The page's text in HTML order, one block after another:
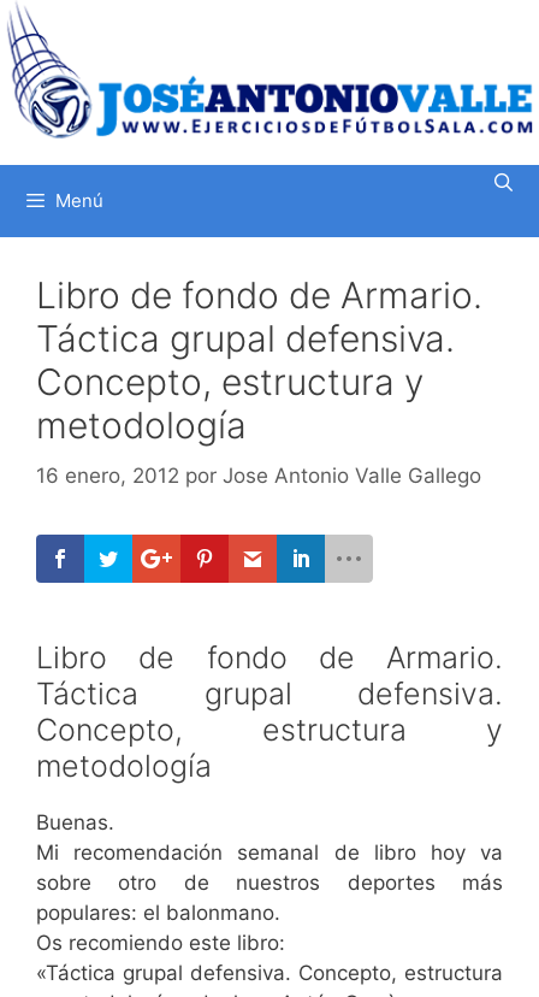
Saltar
al
contenido
Menú
Libro de fondo de Armario.
Táctica grupal defensiva.
Concepto, estructura y
metodología
16 enero, 2012 por Jose Antonio Valle Gallego
Libro de fondo de Armario.
Táctica grupal defensiva.
Concepto, estructura y
metodología
Buenas.
Mi recomendación semanal de libro hoy va
sobre otro de nuestros deportes más
populares: el balonmano.
Os recomiendo este libro:
«Táctica grupal defensiva. Concepto, estructura